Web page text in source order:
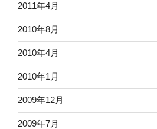
2011年4月
2010年8月
2010年4月
2010年1月
2009年12月
2009年7月